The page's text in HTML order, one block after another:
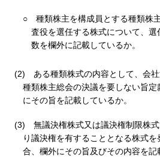
○
種類株主を構成員とする種類株
査役を選任する株式について、
数を欄外に記載しているか。
(2)
ある種類株式の内容として、会
種類株主総会の決議を要しない旨
にその旨を記載しているか。
(3)
無議決権株式又は議決権制限株
り議決権を有することとなる株式
合、欄外にその旨及びその内容を記